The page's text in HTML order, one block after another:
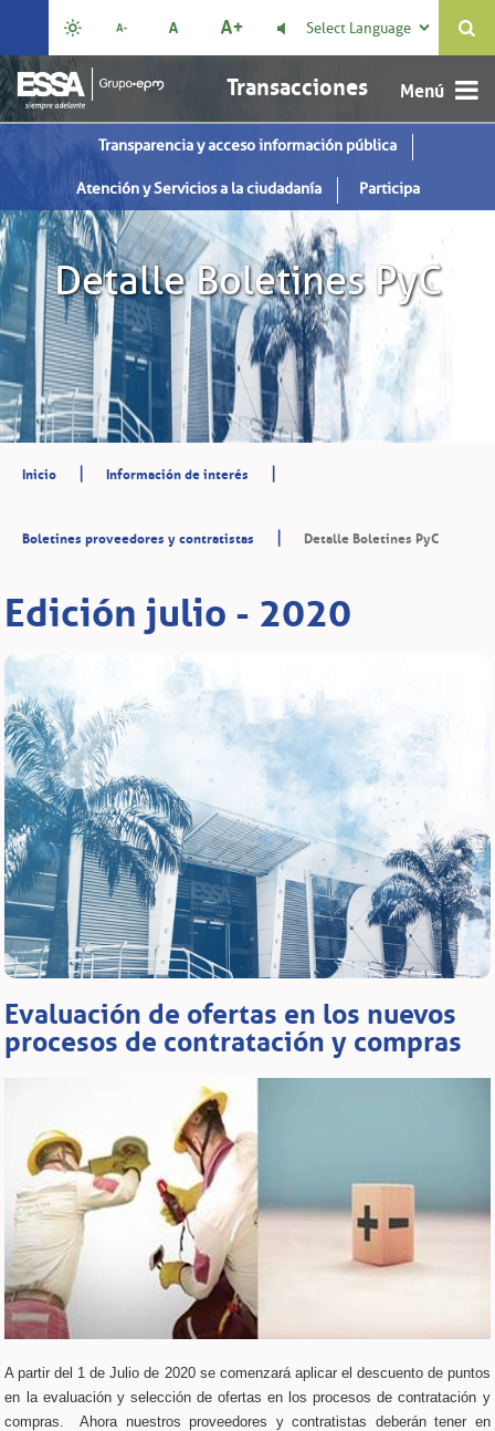
Select Language 
Transacciones
Transparencia y acceso información pública
Atención y Servicios a la ciudadanía Participa
Detalle Boletines PyC
Inicio | Información de interés |
Boletines proveedores y contratistas | Detalle Boletines PyC
Edición julio - 2020
Evaluación de ofertas en los nuevos
procesos de contratación y compras
A partir del 1 de Julio de 2020 se comenzará aplicar el descuento de puntos
en la evaluación y selección de ofertas en los procesos de contratación y
compras. Ahora nuestros proveedores y contratistas deberán tener en